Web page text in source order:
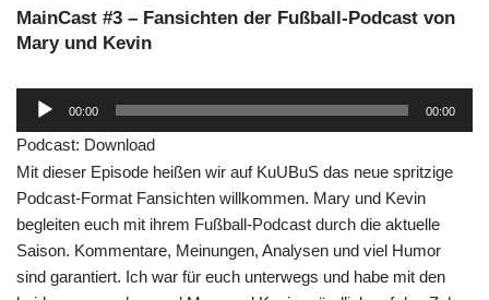
MainCast #3 – Fansichten der Fußball-Podcast von
Mary und Kevin
d
i
o
-
P
l
00:00 00:00
Podcast: Download
Mit dieser Episode heißen wir auf KuUBuS das neue spritzige
Podcast-Format Fansichten willkommen. Mary und Kevin
begleiten euch mit ihrem Fußball-Podcast durch die aktuelle
Saison. Kommentare, Meinungen, Analysen und viel Humor
sind garantiert. Ich war für euch unterwegs und habe mit den